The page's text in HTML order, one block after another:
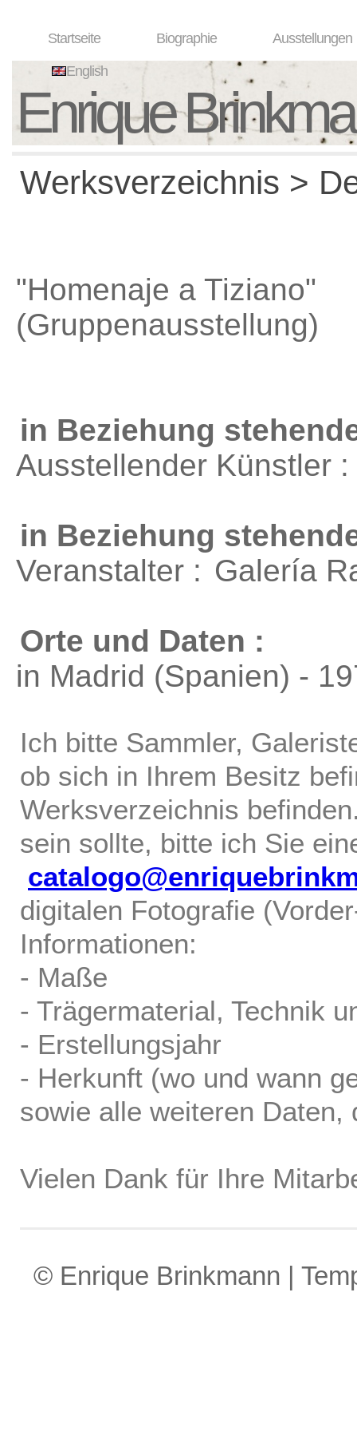
Startseite Biographie Ausstellungen
English
Enrique
Werksverzeichnis >
"Homenaje a Tiziano"
(Gruppenausstellung)
in Beziehung
Ausstellender Künstler
in Beziehung
Veranstalter : Galería
Orte und Daten :
in Madrid (Spanien) -
Ich bitte Sammler,
ob sich in Ihrem Besitz
Werksverzeichnis
sein sollte, bitte ich Sie
digitalen Fotografie
Informationen:
- Maße
- Trägermaterial, Technik
- Erstellungsjahr
- Herkunft (wo und wann
sowie alle weiteren
Vielen Dank für Ihre
© Enrique Brinkmann |